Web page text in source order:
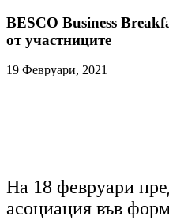
BESCO Business
от участниците
19 Февруари, 2021
На 18 февруари
асоциация във